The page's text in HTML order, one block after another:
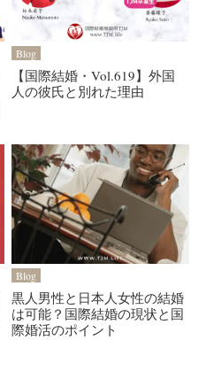
Blog
【国際結婚・Vol.619】外国
人の彼氏と別れた理由
Blog
黒人男性と日本人女性の結婚
は可能？国際結婚の現状と国
際婚活のポイント